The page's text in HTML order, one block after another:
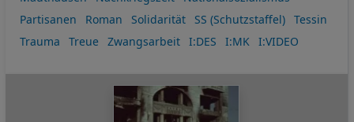
Partisanen
Roman Solidarität SS (Schutzstaffel)
Tessin
Trauma
Treue Zwangsarbeit I:DES I:MK I:VIDEO